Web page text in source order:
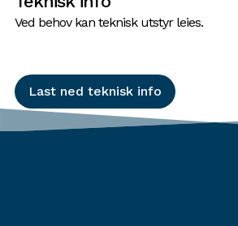
Ved behov kan teknisk utstyr leies.
Last ned teknisk info